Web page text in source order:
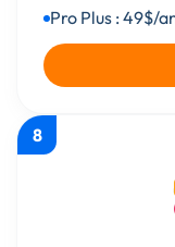
Pro Plus : 49$/
8